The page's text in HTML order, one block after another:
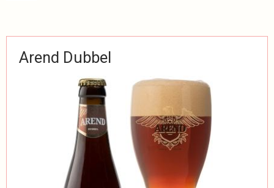
Arend Dubbel